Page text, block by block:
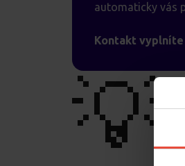
automaticky vás
Kontakt
💡